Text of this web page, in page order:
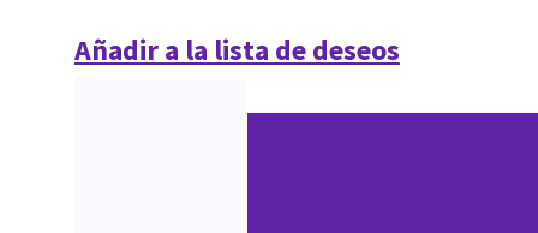
Añadir a la lista de deseos